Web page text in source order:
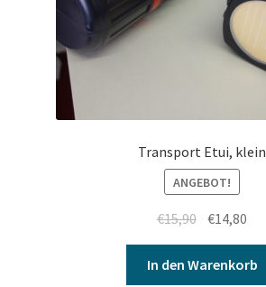
Transport Etui, klein
ANGEBOT!
€15,90 €14,80
In den Warenkorb